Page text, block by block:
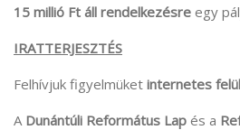
15 millió Ft áll rendelkezésre egy
IRATTERJESZTÉS
Felhívjuk figyelmüket internetes
A Dunántúli Református Lap és a